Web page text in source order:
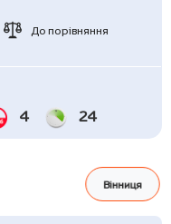
До порівняння
4 24
Вінниця